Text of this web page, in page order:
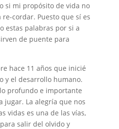
si mi propósito de vida no
cordar. Puesto que sí es
estas palabras por si a
de puente para
hace 11 años que inicié
y el desarrollo humano.
profundo e importante
jugar. La alegría que nos
vidas es una de las vías,
salir del olvido y